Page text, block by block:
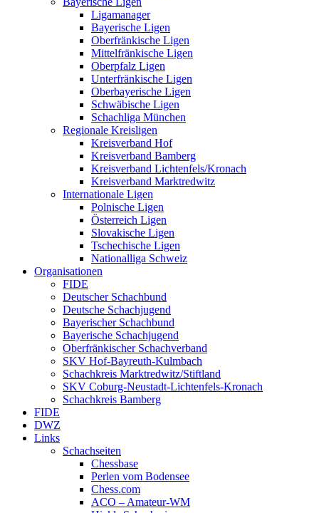
Ligamanager
Bayerische Ligen
Oberfränkische Ligen
Mittelfränkische Ligen
Oberpfalz Ligen
Unterfränkische Ligen
Oberbayerische Ligen
Schwäbische Ligen
Schachliga München
Regionale Kreisligen
Kreisverband Hof
Kreisverband Bamberg
Kreisverband Lichtenfels/Kronach
Kreisverband Marktredwitz
Internationale Ligen
Polnische Ligen
Österreich Ligen
Slovakische Ligen
Tschechische Ligen
Nationalliga Schweiz
Organisationen
FIDE
Deutscher Schachbund
Deutsche Schachjugend
Bayerischer Schachbund
Bayerische Schachjugend
Oberfränkischer Schachverband
SKV Hof-Bayreuth-Kulmbach
Schachkreis Marktredwitz/Stiftland
SKV Coburg-Neustadt-Lichtenfels-Kronach
Schachkreis Bamberg
FIDE
DWZ
Links
Schachseiten
Chessbase
Perlen vom Bodensee
Chess.com
ACO – Amateur-WM